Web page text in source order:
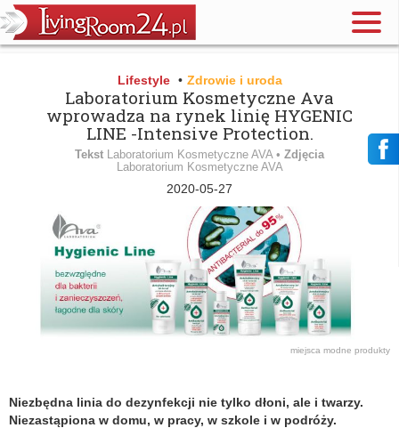
Lifestyle • Zdrowie i uroda
Laboratorium Kosmetyczne Ava
wprowadza na rynek linię HYGENIC
LINE -Intensive Protection.
Tekst Laboratorium Kosmetyczne AVA • Zdjęcia
Laboratorium Kosmetyczne AVA
2020-05-27
miejsca modne produkty
Niezbędna linia do dezynfekcji nie tylko dłoni, ale i twarzy.
Niezastąpiona w domu, w pracy, w szkole i w podróży.